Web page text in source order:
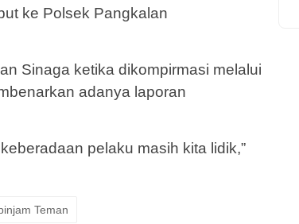
ke Polsek Pangkalan
Sinaga ketika dikompirmasi melalui
adanya laporan
pelaku masih kita lidik,”
Teman